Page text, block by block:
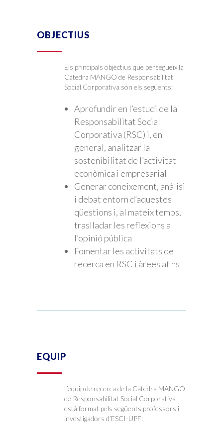
OBJECTIUS
Els principals objectius que persegueix la
Càtedra MANGO de Responsabilitat
Social Corporativa són els següents:
Aprofundir en l’estudi de la
Responsabilitat Social
Corporativa (RSC) i, en
general, analitzar la
sostenibilitat de l’activitat
econòmica i empresarial
Generar coneixement, anàlisi
i debat entorn d’aquestes
qüestions i, al mateix temps,
traslladar les reflexions a
l’opinió pública
Fomentar les activitats de
recerca en RSC i àrees afins
EQUIP
L’equip de recerca de la Càtedra MANGO
de Responsabilitat Social Corporativa
està format pels següents professors i
investigadors d’ESCI-UPF: